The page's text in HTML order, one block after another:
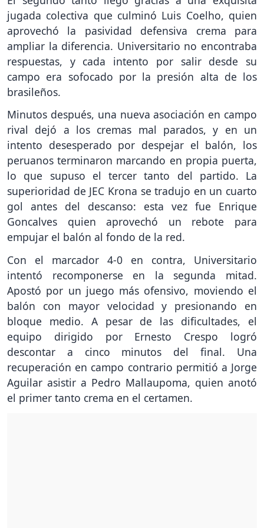
jugada colectiva que culminó Luis Coelho, quien
aprovechó la pasividad defensiva crema para
ampliar la diferencia. Universitario no encontraba
respuestas, y cada intento por salir desde su
campo era sofocado por la presión alta de los
brasileños.
Minutos después, una nueva asociación en campo
rival dejó a los cremas mal parados, y en un
intento desesperado por despejar el balón, los
peruanos terminaron marcando en propia puerta,
lo que supuso el tercer tanto del partido. La
superioridad de JEC Krona se tradujo en un cuarto
gol antes del descanso: esta vez fue Enrique
Goncalves quien aprovechó un rebote para
empujar el balón al fondo de la red.
Con el marcador 4-0 en contra, Universitario
intentó recomponerse en la segunda mitad.
Apostó por un juego más ofensivo, moviendo el
balón con mayor velocidad y presionando en
bloque medio. A pesar de las dificultades, el
equipo dirigido por Ernesto Crespo logró
descontar a cinco minutos del final. Una
recuperación en campo contrario permitió a Jorge
Aguilar asistir a Pedro Mallaupoma, quien anotó
el primer tanto crema en el certamen.